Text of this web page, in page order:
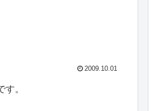
2009.10.01
。